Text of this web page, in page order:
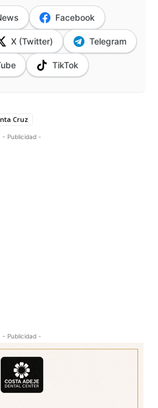
Facebook
X (Twitter) Telegram
TikTok
Cruz
- Publicidad -
- Publicidad -